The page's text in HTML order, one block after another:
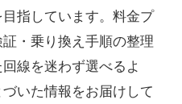
指しています。料金プ
・乗り換え手順の整理
線を迷わず選べるよ
いた情報をお届けして